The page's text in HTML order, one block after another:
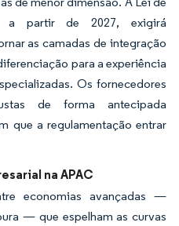
partir de 2027, exigirá
as camadas de integração
para a experiência
Os fornecedores
de forma antecipada
que a regulamentação entrar
na APAC
economias avançadas —
— que espelham as curvas